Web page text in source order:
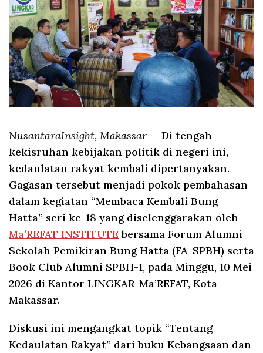
NusantaraInsight, Makassar — Di tengah
kekisruhan kebijakan politik di negeri ini,
kedaulatan rakyat kembali dipertanyakan.
Gagasan tersebut menjadi pokok pembahasan
dalam kegiatan “Membaca Kembali Bung
Hatta” seri ke-18 yang diselenggarakan oleh
Ma’REFAT INSTITUTE bersama Forum Alumni
Sekolah Pemikiran Bung Hatta (FA-SPBH) serta
Book Club Alumni SPBH-1, pada Minggu, 10 Mei
2026 di Kantor LINGKAR-Ma’REFAT, Kota
Makassar.
Diskusi ini mengangkat topik “Tentang
Kedaulatan Rakyat” dari buku Kebangsaan dan